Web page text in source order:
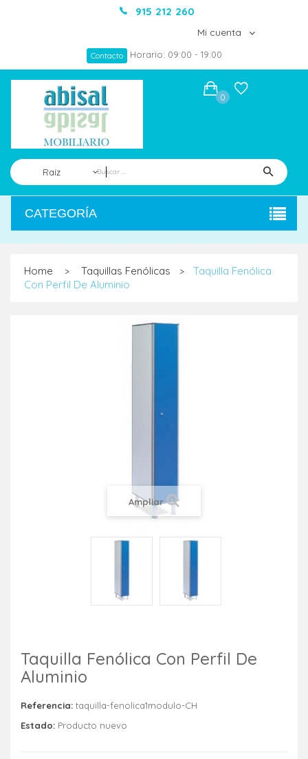
915 212 260
Mi cuenta
Contacto Horario: 09:00 - 19:00
Raíz
0
CATEGORÍA
Home > Taquillas Fenólicas >
Taquilla Fenólica
Con Perfil De Aluminio
Ampliar
Taquilla Fenólica Con Perfil De
Aluminio
Referencia: taquilla-fenolica1modulo-CH
Estado: Producto nuevo